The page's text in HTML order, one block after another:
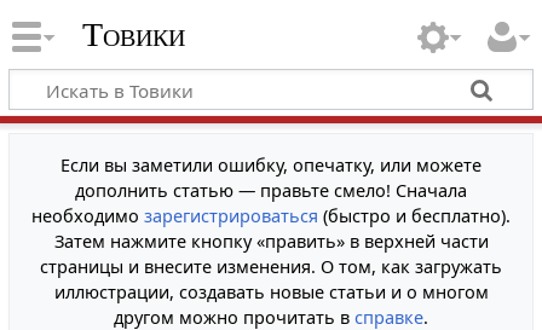
Товики
Если вы заметили ошибку, опечатку, или можете
дополнить статью — правьте смело! Сначала
необходимо зарегистрироваться (быстро и бесплатно).
Затем нажмите кнопку «править» в верхней части
страницы и внесите изменения. О том, как загружать
иллюстрации, создавать новые статьи и о многом
другом можно прочитать в справке.